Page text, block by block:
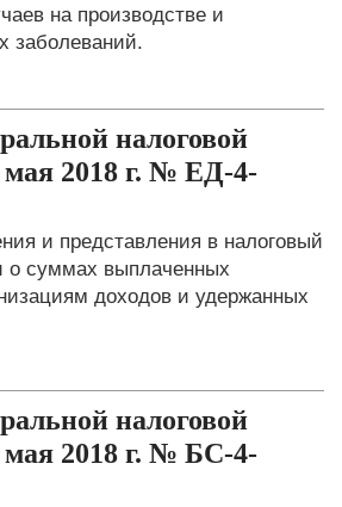
на производстве и
заболеваний.
налоговой
2018 г. № ЕД-4-
и представления в налоговый
о суммах выплаченных
доходов и удержанных
налоговой
2018 г. № БС-4-